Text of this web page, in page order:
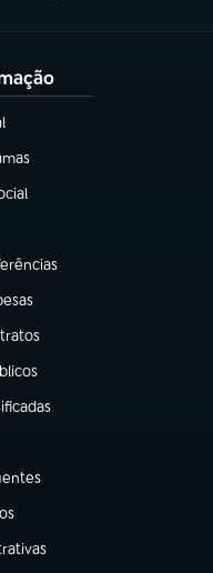
aba)
aba)
nova aba)
aba)